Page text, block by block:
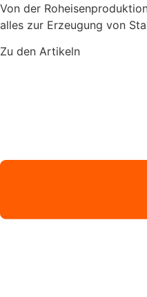
Von der
alles zur Erzeugung von
Zu den Artikeln